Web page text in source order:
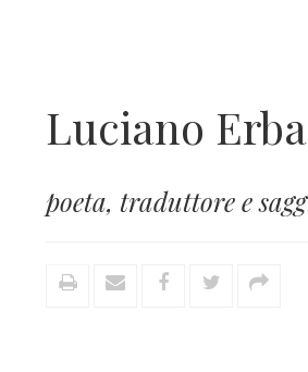
Luciano Erba
poeta, traduttore e